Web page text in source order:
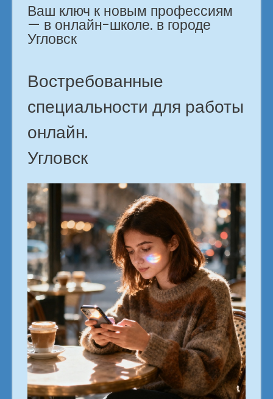
Ваш ключ к новым профессиям
— в онлайн-школе. в городе
Угловск
Востребованные
специальности для работы
онлайн.
Угловск